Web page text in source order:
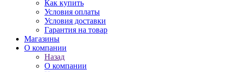
Как купить
Условия оплаты
Условия доставки
Гарантия на товар
Магазины
О компании
Назад
О компании